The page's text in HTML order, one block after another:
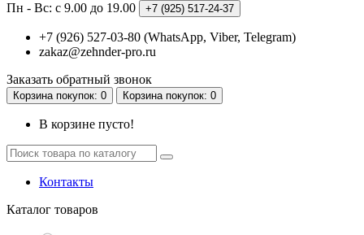
Пн - Вс: с 9.00 до 19.00 +7 (925) 517-24-37
+7 (926) 527-03-80 (WhatsApp, Viber, Telegram)
zakaz@zehnder-pro.ru
Заказать обратный звонок
Корзинапокупок: 0 Корзинапокупок: 0
В корзине пусто!
Контакты
Каталог товаров